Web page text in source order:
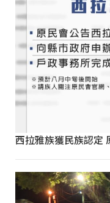
西拉雅族獲民族認定